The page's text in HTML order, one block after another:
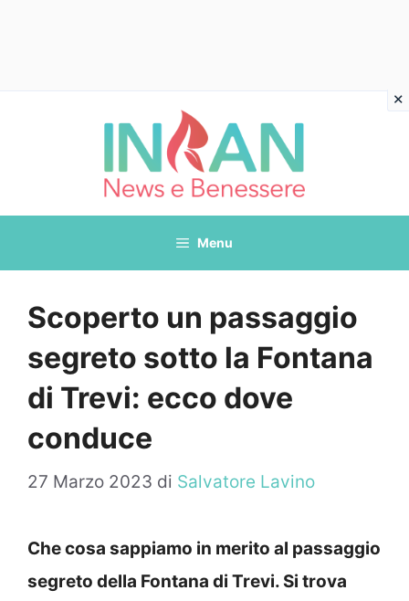
Menu
Scoperto un passaggio
segreto sotto la Fontana
di Trevi: ecco dove
conduce
27 Marzo 2023 di Salvatore Lavino
Che cosa sappiamo in merito al passaggio
segreto della Fontana di Trevi. Si trova